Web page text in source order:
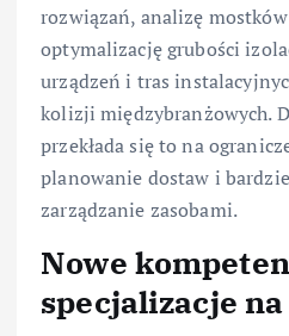
rozwiązań, analizę
optymalizację grubości
urządzeń i tras
kolizji międzybranżowych.
przekłada się to na
planowanie dostaw i
zarządzanie zasobami.
Nowe
specjalizacje